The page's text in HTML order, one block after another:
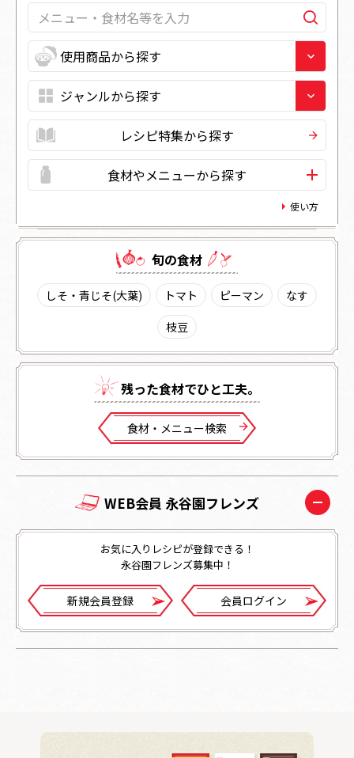
レシピ特集から探す
食材やメニューから探す
使い方
旬の⾷材
しそ・青じそ(大葉) トマト ピーマン
なす
枝豆
残った⾷材でひと⼯夫。
⾷材・メニュー検索
WEB会員 永谷園フレンズ
お気に入りレシピが登録できる！
永谷園フレンズ募集中！
新規会員登録 会員ログイン